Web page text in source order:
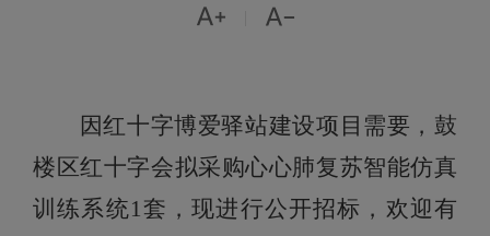
 
因红十字博爱驿站建设项目需要，鼓
楼区红十字会拟采购心心肺复苏智能仿真
训练系统1套 ，现进行公开招标，欢迎有